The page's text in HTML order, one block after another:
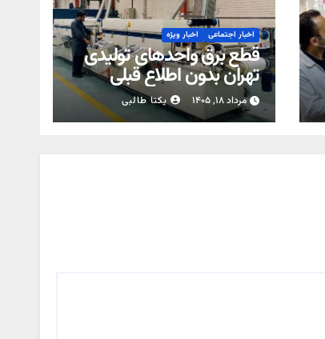
اخبار اجتماعی اخبار ویژه
قطع برق واحدهای تولیدی
تهران بدون اطلاع قبلی
ممنوع است
مرداد ۱۸, ۱۴۰۵ یکتا طالبی